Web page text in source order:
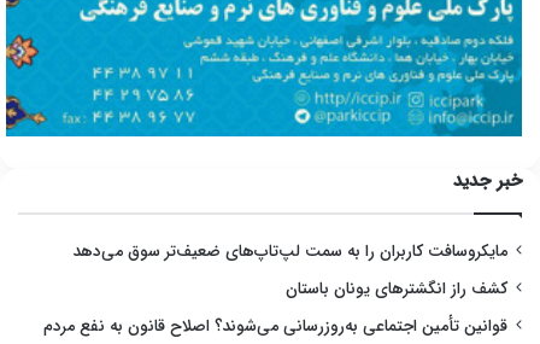
خبر جدید
مایکروسافت کاربران را به سمت لپ‌تاپ‌های ضعیف‌تر سوق می‌دهد
کشف راز انگشترهای یونان باستان
قوانین تأمین اجتماعی به‌روزرسانی می‌شوند؟ اصلاح قانون به نفع مردم